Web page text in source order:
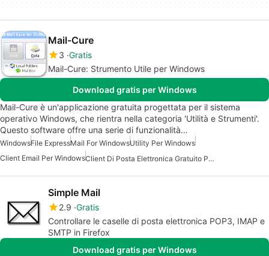
Mail-Cure
3 Gratis
Mail-Cure: Strumento Utile per Windows
Download gratis per Windows
Mail-Cure è un'applicazione gratuita progettata per il sistema
operativo Windows, che rientra nella categoria 'Utilità e Strumenti'.
Questo software offre una serie di funzionalità…
WindowsFile ExpressMail For WindowsUtility Per Windows
Client Email Per Windows
Client Di Posta Elettronica Gratuito Per Windows
Simple Mail
2.9 Gratis
Controllare le caselle di posta elettronica POP3, IMAP e
SMTP in Firefox
Download gratis per Windows